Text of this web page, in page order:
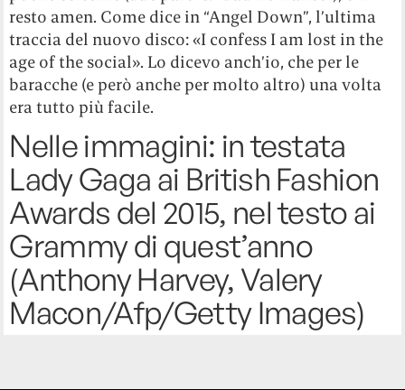
resto amen. Come dice in “Angel Down”, l’ultima
traccia del nuovo disco: «I confess I am lost in the
age of the social». Lo dicevo anch’io, che per le
baracche (e però anche per molto altro) una volta
era tutto più facile.
Nelle immagini: in testata
Lady Gaga ai British Fashion
Awards del 2015, nel testo ai
Grammy di quest’anno
(Anthony Harvey, Valery
Macon/Afp/Getty Images)